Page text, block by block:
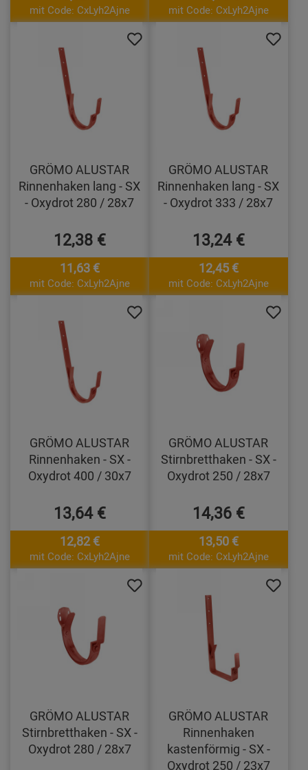
mit Code: CxLyh2Ajne mit Code: CxLyh2Ajne
GRÖMO ALUSTAR
Rinnenhaken lang - SX
- Oxydrot 280 / 28x7
12,38 €
11,63 €
mit Code: CxLyh2Ajne
GRÖMO ALUSTAR
Rinnenhaken lang - SX
- Oxydrot 333 / 28x7
13,24 €
12,45 €
mit Code: CxLyh2Ajne
GRÖMO ALUSTAR
Rinnenhaken - SX -
Oxydrot 400 / 30x7
13,64 €
12,82 €
mit Code: CxLyh2Ajne
GRÖMO ALUSTAR
Stirnbretthaken - SX -
Oxydrot 250 / 28x7
14,36 €
13,50 €
mit Code: CxLyh2Ajne
GRÖMO ALUSTAR
Stirnbretthaken - SX -
Oxydrot 280 / 28x7
GRÖMO ALUSTAR
Rinnenhaken
kastenförmig - SX -
Oxydrot 250 / 23x7